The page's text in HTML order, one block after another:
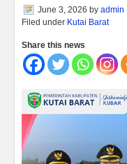
June 3, 2026 by admin
Filed under Kutai Barat
Share this news